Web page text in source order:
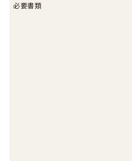
必要書類